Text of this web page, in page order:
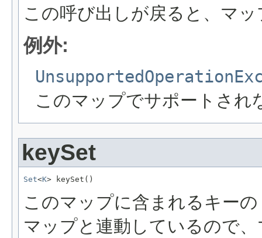
この呼び出しが戻ると、マ
例外:
このマップでサポートされ
keySet
Set<K> keySet()
このマップに含まれるキーの
マップと連動しているので